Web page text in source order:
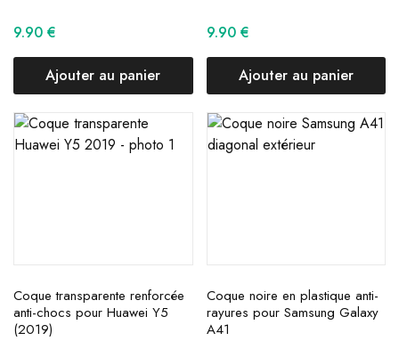
9.90 €
Ajouter au panier
9.90 €
Ajouter au panier
Coque transparente renforcée
anti-chocs pour Huawei Y5
(2019)
Coque noire en plastique anti-
rayures pour Samsung Galaxy
A41